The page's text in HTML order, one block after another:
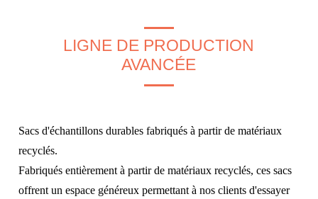
LIGNE DE PRODUCTION
AVANCÉE
Sacs d'échantillons durables fabriqués à partir de matériaux
recyclés.
Fabriqués entièrement à partir de matériaux recyclés, ces sacs
offrent un espace généreux permettant à nos clients d'essayer